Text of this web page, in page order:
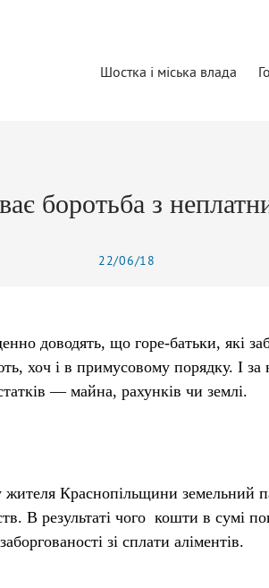
Шостка і міська влада
боротьба з
22/06/18
доводять, що горе-батьки, які
хоч і в примусовому порядку. І за
— майна, рахунків чи землі.
Краснопільщини земельний
В результаті чого кошти в сумі
зі сплати аліментів.